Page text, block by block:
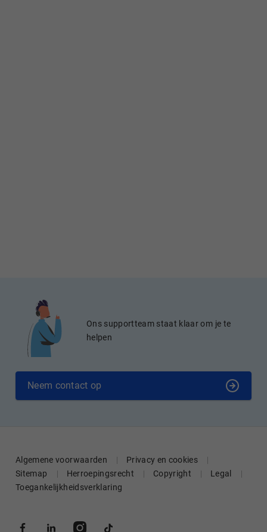
Ons supportteam staat klaar om je te
helpen
Neem contact op
Algemene voorwaarden
Privacy en cookies
Sitemap
Herroepingsrecht Copyright
Legal
Toegankelijkheidsverklaring